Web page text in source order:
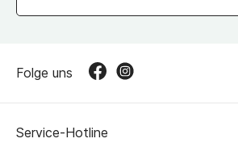
Service-Hotline
Folge uns